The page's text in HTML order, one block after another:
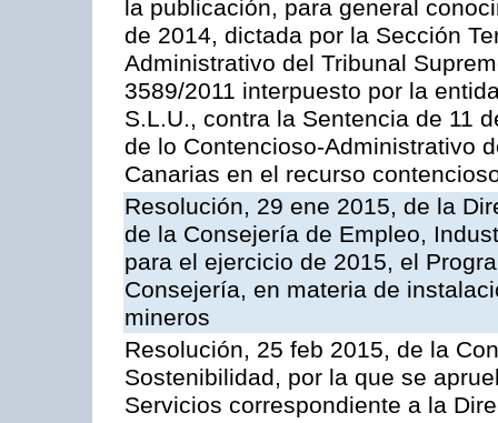
la publicación, para general
de 2014, dictada por la Sección
Administrativo del Tribunal
3589/2011 interpuesto por la
S.L.U., contra la Sentencia de 11
de lo Contencioso-Administrativo
Canarias en el recurso
Resolución, 29 ene 2015, de la
de la Consejería de Empleo,
para el ejercicio de 2015, el
Consejería, en materia de
mineros
Resolución, 25 feb 2015, de la
Sostenibilidad, por la que se
Servicios correspondiente a la